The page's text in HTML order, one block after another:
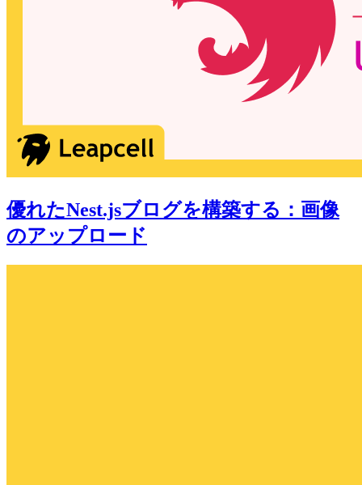
優れたNest.jsブログを構築する：画像
のアップロード